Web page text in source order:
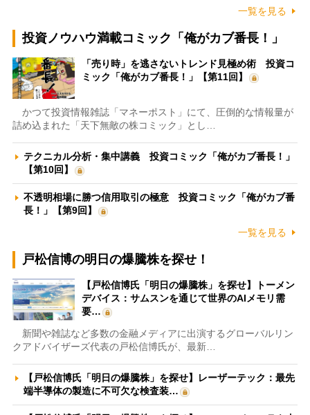
一覧を見る
投資ノウハウ満載コミック「俺がカブ番長！」
「売り時」を逃さないトレンド見極め術 投資コ
ミック「俺がカブ番長！」【第11回】
かつて投資情報雑誌「マネーポスト」にて、圧倒的な情報量が
詰め込まれた「天下無敵の株コミック」とし…
テクニカル分析・集中講義 投資コミック「俺がカブ番長！」
【第10回】
不透明相場に勝つ信用取引の極意 投資コミック「俺がカブ番
長！」【第9回】
一覧を見る
戸松信博の明日の爆騰株を探せ！
【戸松信博氏「明日の爆騰株」を探せ】トーメン
デバイス：サムスンを通じて世界のAIメモリ需
要…
新聞や雑誌など多数の金融メディアに出演するグローバルリン
クアドバイザーズ代表の戸松信博氏が、最新…
【戸松信博氏「明日の爆騰株」を探せ】レーザーテック：最先
端半導体の製造に不可欠な検査装…